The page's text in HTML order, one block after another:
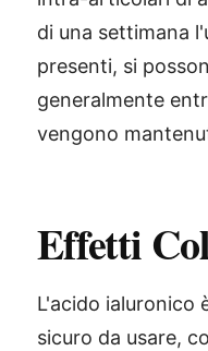
di una settimana
presenti, si
generalmente
vengono
Effetti
L'acido ialuronico
sicuro da usare,